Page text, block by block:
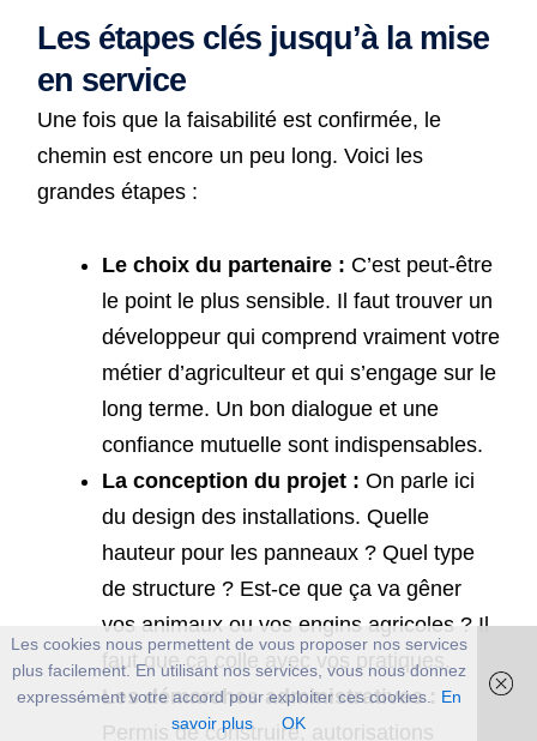
Les étapes clés jusqu’à la mise
en service
Une fois que la faisabilité est confirmée, le
chemin est encore un peu long. Voici les
grandes étapes :
Le choix du partenaire : C’est peut-être
le point le plus sensible. Il faut trouver un
développeur qui comprend vraiment votre
métier d’agriculteur et qui s’engage sur le
long terme. Un bon dialogue et une
confiance mutuelle sont indispensables.
La conception du projet : On parle ici
du design des installations. Quelle
hauteur pour les panneaux ? Quel type
de structure ? Est-ce que ça va gêner
vos animaux ou vos engins agricoles ? Il
faut que ça colle avec vos pratiques.
Les démarches administratives :
Permis de construire, autorisations
Les cookies nous permettent de vous proposer nos services
plus facilement. En utilisant nos services, vous nous donnez
expressément votre accord pour exploiter ces cookies.
En
savoir plus
OK